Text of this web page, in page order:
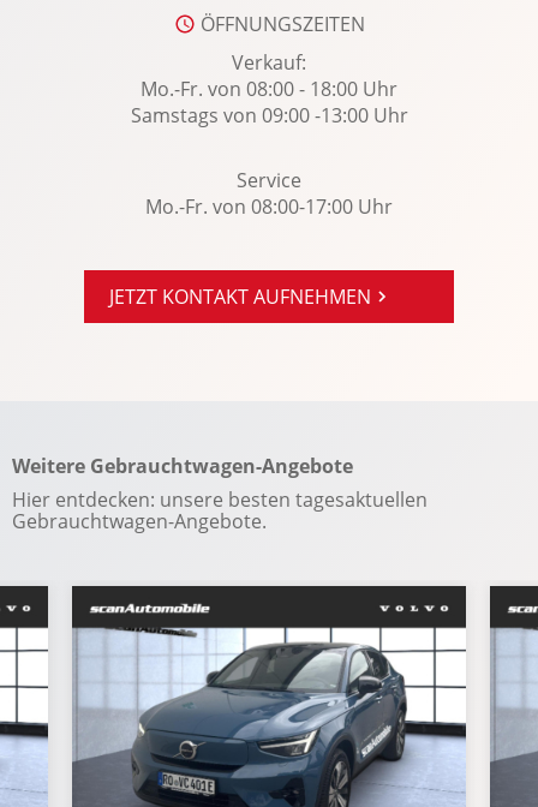
Navigationssystem
Notbremsassistent: Multikollisionsbremse
Reifendruckkontrolle
Rücksitze klappbar
Sitzheizung vorn u. hinten
Spracheingabesystem
Spurhalteassistent
Tempomat
Torque Vectoring Control
Touchscreen Bedienung
USB Anschluss, Bluetooth Audiostreaming
Verkehrszeichenerkennung
Volvo On Call
ÖFFNUNGSZEITEN
Verkauf:
Mo.-Fr. von 08:00 - 18:00 Uhr
Samstags von 09:00 -13:00 Uhr
Service
Mo.-Fr. von 08:00-17:00 Uhr
JETZT KONTAKT AUFNEHMEN
Weitere Gebrauchtwagen-Angebote
Hier entdecken: unsere besten tagesaktuellen
Gebrauchtwagen-Angebote.